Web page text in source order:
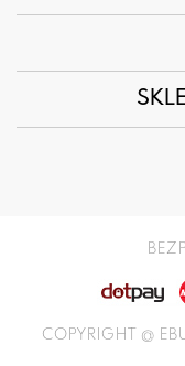
COPYRIGHT @